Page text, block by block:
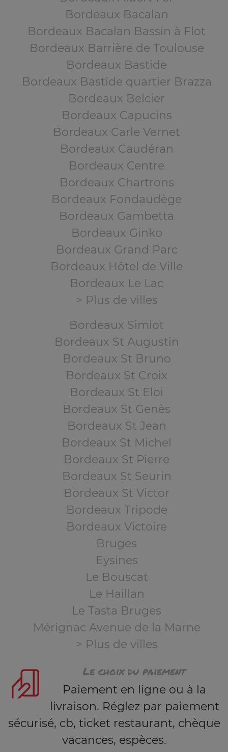
Bordeaux Bacalan
Bordeaux Bacalan Bassin à Flot
Bordeaux Barrière de Toulouse
Bordeaux Bastide
Bordeaux Bastide quartier Brazza
Bordeaux Belcier
Bordeaux Capucins
Bordeaux Carle Vernet
Bordeaux Caudéran
Bordeaux Centre
Bordeaux Chartrons
Bordeaux Fondaudège
Bordeaux Gambetta
Bordeaux Ginko
Bordeaux Grand Parc
Bordeaux Hôtel de Ville
Bordeaux Le Lac
> Plus de villes
Bordeaux Simiot
Bordeaux St Augustin
Bordeaux St Bruno
Bordeaux St Croix
Bordeaux St Eloi
Bordeaux St Genès
Bordeaux St Jean
Bordeaux St Michel
Bordeaux St Pierre
Bordeaux St Seurin
Bordeaux St Victor
Bordeaux Tripode
Bordeaux Victoire
Bruges
Eysines
Le Bouscat
Le Haillan
Le Tasta Bruges
Mérignac Avenue de la Marne
> Plus de villes
Le choix du paiement
Paiement en ligne ou à la
livraison. Réglez par paiement
sécurisé, cb, ticket restaurant, chèque
vacances, espèces.